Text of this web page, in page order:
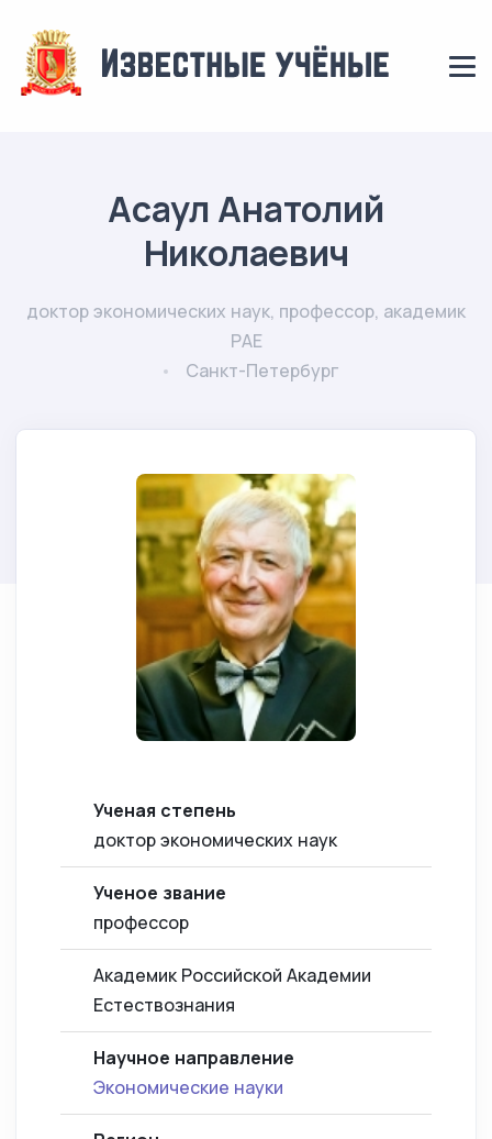
Асаул Анатолий
Николаевич
доктор экономических наук, профессор, академик
РАЕ
Санкт-Петербург
Ученая степень
доктор экономических наук
Ученое звание
профессор
Академик Российской Академии
Естествознания
Научное направление
Экономические науки